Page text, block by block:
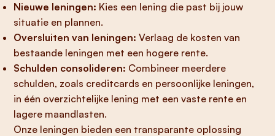
Nieuwe leningen: Kies een lening die past bij jouw
situatie en plannen.
Oversluiten van leningen: Verlaag de kosten van
bestaande leningen met een hogere rente.
Schulden consolideren: Combineer meerdere
schulden, zoals creditcards en persoonlijke leningen,
in één overzichtelijke lening met een vaste rente en
lagere maandlasten.
Onze leningen bieden een transparante oplossing